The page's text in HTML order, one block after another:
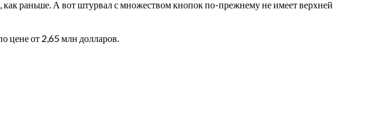
раньше. А вот штурвал с множеством кнопок по-прежнему не имеет верхней
цене от 2,65 млн долларов.